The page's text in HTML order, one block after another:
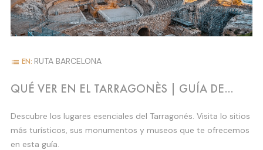
list EN: RUTA BARCELONA
QUÉ VER EN EL TARRAGONÈS | GUÍA DE
Descubre los lugares esenciales del Tarragonés. Visita lo sitios
más turísticos, sus monumentos y museos que te ofrecemos
en esta guía.